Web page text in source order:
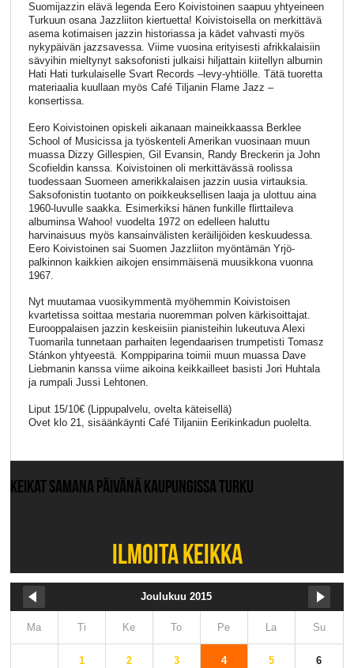
Suomijazzin elävä legenda Eero Koivistoinen saapuu yhtyeineen
Turkuun osana Jazzliiton kiertuetta! Koivistoisella on merkittävä
asema kotimaisen jazzin historiassa ja kädet vahvasti myös
nykypäivän jazzsavessa. Viime vuosina erityisesti afrikkalaisiin
sävyihin mieltynyt saksofonisti julkaisi hiljattain kiitellyn albumin
Hati Hati turkulaiselle Svart Records –levy-yhtiölle. Tätä tuoretta
materiaalia kuullaan myös Café Tiljanin Flame Jazz –
konsertissa.
Eero Koivistoinen opiskeli aikanaan maineikkaassa Berklee
School of Musicissa ja työskenteli Amerikan vuosinaan muun
muassa Dizzy Gillespien, Gil Evansin, Randy Breckerin ja John
Scofieldin kanssa. Koivistoinen oli merkittävässä roolissa
tuodessaan Suomeen amerikkalaisen jazzin uusia virtauksia.
Saksofonistin tuotanto on poikkeuksellisen laaja ja ulottuu aina
1960-luvulle saakka. Esimerkiksi hänen funkille flirttaileva
albuminsa Wahoo! vuodelta 1972 on edelleen haluttu
harvinaisuus myös kansainvälisten keräilijöiden keskuudessa.
Eero Koivistoinen sai Suomen Jazzliiton myöntämän Yrjö-
palkinnon kaikkien aikojen ensimmäisenä muusikkona vuonna
1967.
Nyt muutamaa vuosikymmentä myöhemmin Koivistoisen
kvartetissa soittaa mestaria nuoremman polven kärkisoittajat.
Eurooppalaisen jazzin keskeisiin pianisteihin lukeutuva Alexi
Tuomarila tunnetaan parhaiten legendaarisen trumpetisti Tomasz
Stánkon yhtyeestä. Komppiparina toimii muun muassa Dave
Liebmanin kanssa viime aikoina keikkailleet basisti Jori Huhtala
ja rumpali Jussi Lehtonen.
Liput 15/10€ (Lippupalvelu, ovelta käteisellä)
Ovet klo 21, sisäänkäynti Café Tiljaniin Eerikinkadun puolelta.
KEIKAT SAMANA PÄIVÄNÄ KAUPUNGISSA TURKU
ILMOITA KEIKKA
Joulukuu 2015
Ma Ti Ke To Pe La Su
1 2 3 4 5 6